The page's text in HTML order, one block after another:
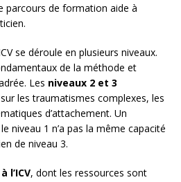
parcours de formation aide à
se déroule en plusieurs niveaux.
de la méthode et
Les niveaux 2 et 3
les traumatismes complexes, les
d’attachement. Un
niveau 1 n’a pas la même capacité
de niveau 3.
l’ICV, dont les ressources sont